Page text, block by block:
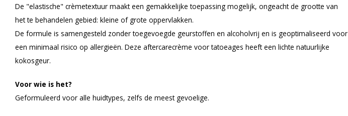
De "elastische" crèmetextuur maakt een gemakkelijke toepassing mogelijk, ongeacht de grootte van
het te behandelen gebied: kleine of grote oppervlakken.
De formule is samengesteld zonder toegevoegde geurstoffen en alcoholvrij en is geoptimaliseerd voor
een minimaal risico op allergieën. Deze aftercarecrème voor tatoeages heeft een lichte natuurlijke
kokosgeur.
Voor wie is het?
Geformuleerd voor alle huidtypes, zelfs de meest gevoelige.